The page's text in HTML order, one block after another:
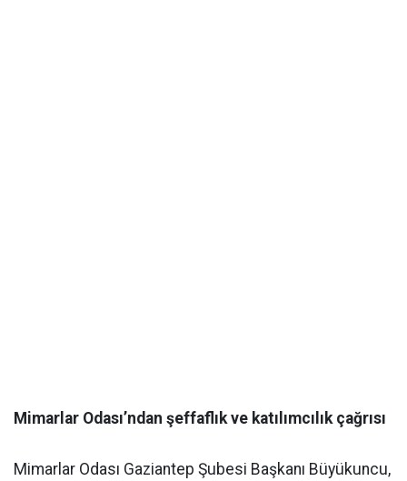
Mimarlar Odası’ndan şeffaflık ve katılımcılık çağrısı
Mimarlar Odası Gaziantep Şubesi Başkanı Büyükuncu,